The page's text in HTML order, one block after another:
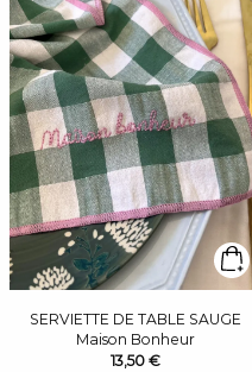
SERVIETTE DE TABLE SAUGE
Maison Bonheur
13,50 €